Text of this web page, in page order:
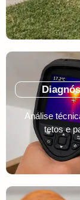
Análise
tetos e